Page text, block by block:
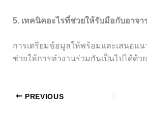
5. เทคนิคอะไรที่ช่วยให้รับมือกับอาจา
การเตรียมข้อมูลให้พร้อมและเสนอแน
ช่วยให้การทำงานร่วมกันเป็นไปได้ด้ว
PREVIOUS